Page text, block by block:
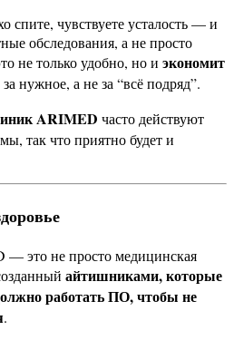
спите, чувствуете усталость — и
обследования, а не просто
не только удобно, но и экономит
нужное, а не за “всё подряд”.
ARIMED часто действуют
так что приятно будет и
это не просто медицинская
айтишниками, которые
работать ПО, чтобы не
.